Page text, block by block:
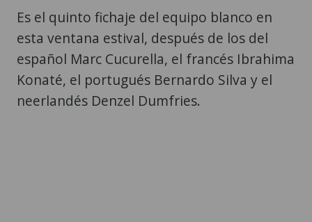
Es el quinto fichaje del equipo blanco en
esta ventana estival, después de los del
español Marc Cucurella, el francés Ibrahima
Konaté, el portugués Bernardo Silva y el
neerlandés Denzel Dumfries.